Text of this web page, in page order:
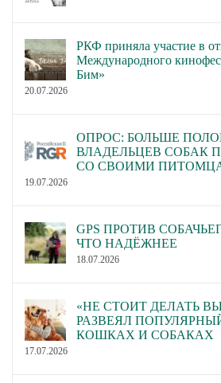
РКФ приняла участие в
Международного
Бим»
20.07.2026
ОПРОС: БОЛЬШЕ
ВЛАДЕЛЬЦЕВ СОБАК
СО СВОИМИ
19.07.2026
GPS ПРОТИВ
ЧТО НАДЁЖНЕЕ
18.07.2026
«НЕ СТОИТ ДЕЛАТЬ
РАЗВЕЯЛ
КОШКАХ И СОБАКАХ
17.07.2026